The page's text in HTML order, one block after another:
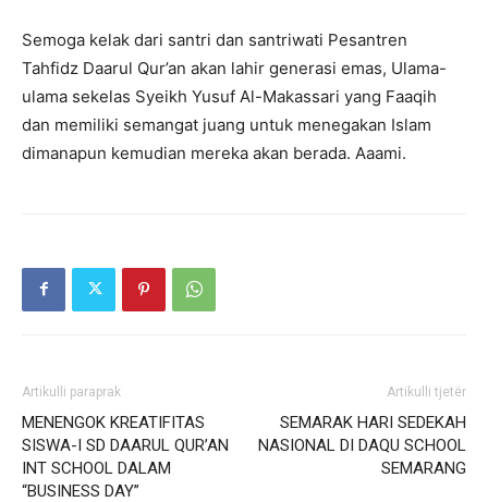
Semoga kelak dari santri dan santriwati Pesantren
Tahfidz Daarul Qur’an akan lahir generasi emas, Ulama-
ulama sekelas Syeikh Yusuf Al-Makassari yang Faaqih
dan memiliki semangat juang untuk menegakan Islam
dimanapun kemudian mereka akan berada. Aaami.
Artikulli paraprak
MENENGOK KREATIFITAS
SISWA-I SD DAARUL QUR’AN
INT SCHOOL DALAM
“BUSINESS DAY”
Artikulli tjetër
SEMARAK HARI SEDEKAH
NASIONAL DI DAQU SCHOOL
SEMARANG